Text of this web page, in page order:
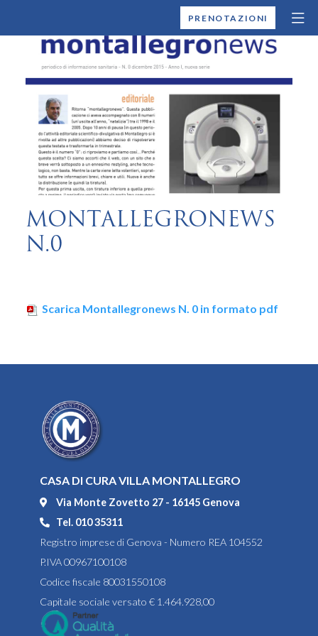
MONTALLEGROPRENOTAZIONI
MONTALLEGRONEWS
N.0
Scarica Montallegronews N. 0 in formato pdf
CASA DI CURA VILLA MONTALLEGRO
Via Monte Zovetto 27 - 16145 Genova
Tel. 010 35311
Registro imprese di Genova - Numero REA 104552
P.IVA 00967100108
Codice fiscale 80031550108
Capitale sociale versato € 1.464.928,00